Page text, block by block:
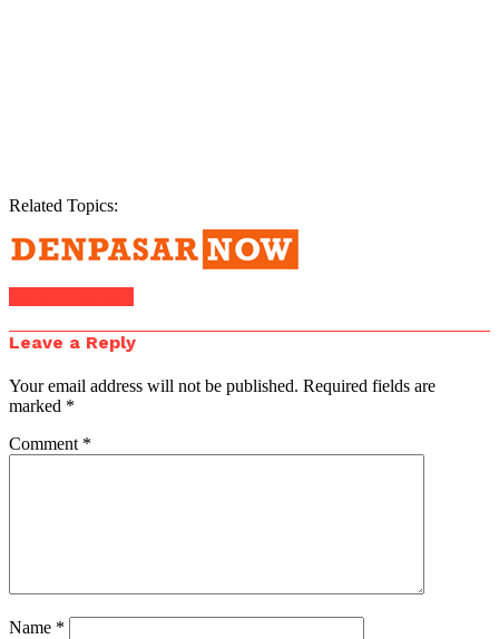
Related Topics:
Leave a Reply
Your email address will not be published. Required fields are
marked *
Comment *
Name *